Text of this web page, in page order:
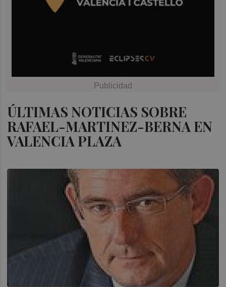
ÚLTIMAS NOTICIAS SOBRE
RAFAEL-MARTINEZ-BERNA EN
VALENCIA PLAZA